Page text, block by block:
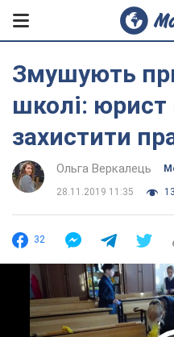
Змушують
школі: юрист
захистити
Ольга Веркалець
28.11.2019 11:35
32